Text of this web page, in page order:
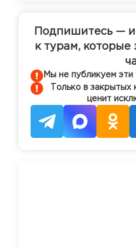
Подпишитесь —
к турам, которые
Мы не публикуем эти
Только в закрытых
ценит